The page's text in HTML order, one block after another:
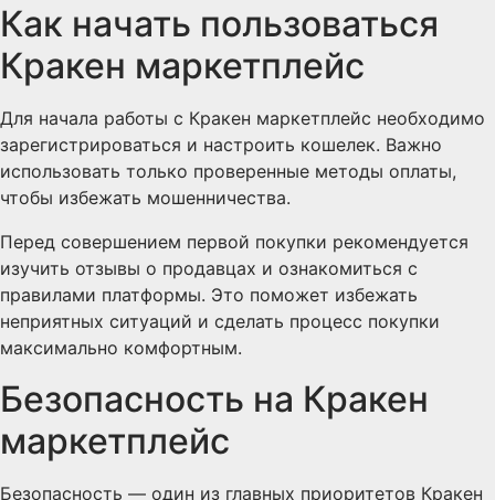
Как начать пользоваться
Кракен маркетплейс
Для начала работы с Кракен маркетплейс необходимо
зарегистрироваться и настроить кошелек. Важно
использовать только проверенные методы оплаты,
чтобы избежать мошенничества.
Перед совершением первой покупки рекомендуется
изучить отзывы о продавцах и ознакомиться с
правилами платформы. Это поможет избежать
неприятных ситуаций и сделать процесс покупки
максимально комфортным.
Безопасность на Кракен
маркетплейс
Безопасность — один из главных приоритетов Кракен